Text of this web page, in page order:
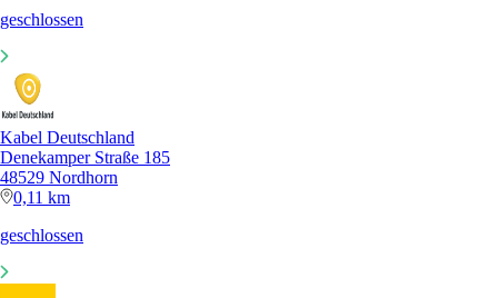
geschlossen
Kabel Deutschland
Denekamper Straße 185
48529 Nordhorn
0,11 km
geschlossen